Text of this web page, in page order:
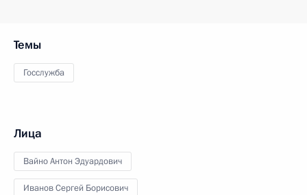
Темы
Госслужба
Лица
Вайно Антон Эдуардович
Иванов Сергей Борисович